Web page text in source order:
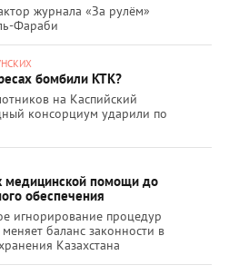
журнала «За рулём»
Фараби
бомбили КТК?
на Каспийский
консорциум ударили по
медицинской помощи до
обеспечения
игнорирование процедур
баланс законности в
Казахстана